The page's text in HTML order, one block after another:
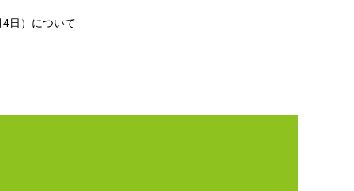
日）について